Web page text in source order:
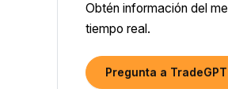
Obtén información del
tiempo real.
Pregunta a TradeGPT